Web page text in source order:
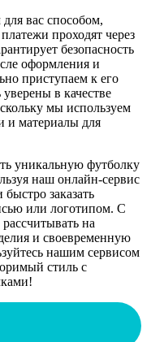
вас способом,
проходят через
безопасность
оформления и
приступаем к его
в качестве
мы используем
и материалы для
уникальную футболку
наш онлайн-сервис
заказать
или логотипом. С
на
и своевременную
нашим сервисом
стиль с